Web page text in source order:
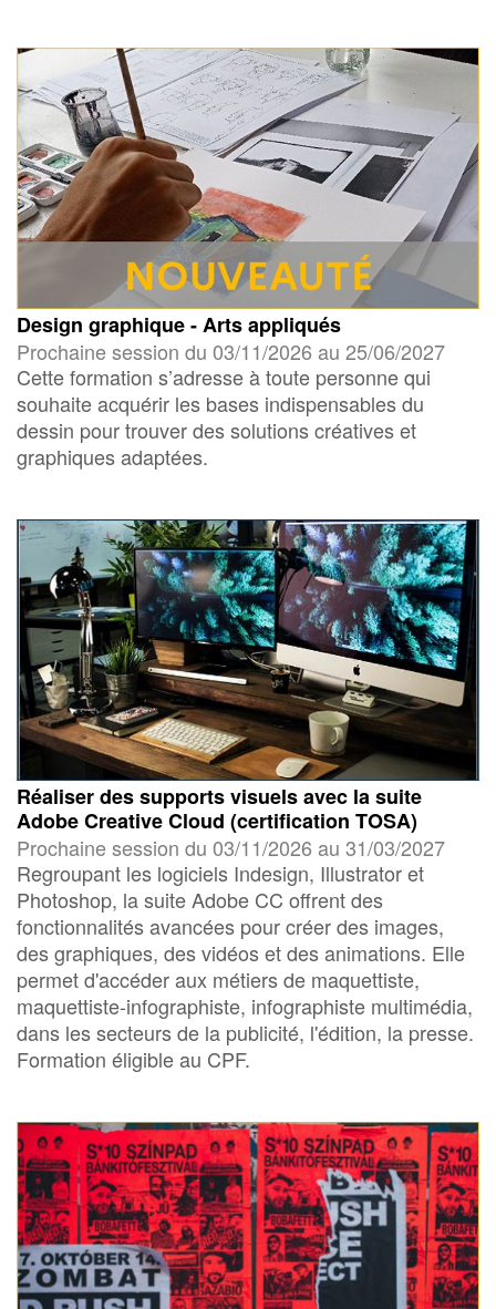
Design graphique - Arts appliqués
Prochaine session du 03/11/2026 au 25/06/2027
Cette formation s’adresse à toute personne qui
souhaite acquérir les bases indispensables du
dessin pour trouver des solutions créatives et
graphiques adaptées.
Réaliser des supports visuels avec la suite
Adobe Creative Cloud (certification TOSA)
Prochaine session du 03/11/2026 au 31/03/2027
Regroupant les logiciels Indesign, Illustrator et
Photoshop, la suite Adobe CC offrent des
fonctionnalités avancées pour créer des images,
des graphiques, des vidéos et des animations. Elle
permet d'accéder aux métiers de maquettiste,
maquettiste-infographiste, infographiste multimédia,
dans les secteurs de la publicité, l'édition, la presse.
Formation éligible au CPF.